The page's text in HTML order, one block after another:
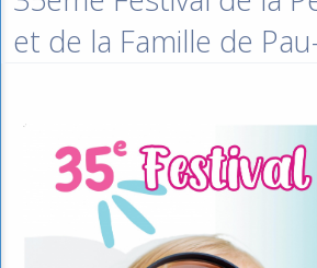
et de la Famille de